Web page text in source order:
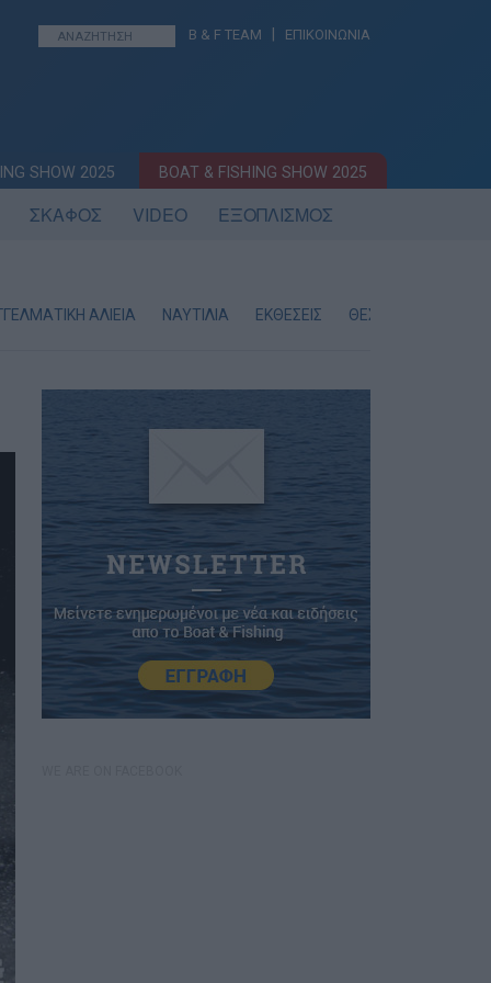
B & F TEAM ΕΠΙΚΟΙΝΩΝΙΑ
SHOW 2025 BOAT & FISHING SHOW 2025
ΣΚΑΦΟΣ VIDEO ΕΞΟΠΛΙΣΜΟΣ
ΑΛΙΕΙΑ ΝΑΥΤΙΛΙΑ ΕΚΘΕΣΕΙΣ ΘΕΣΕΙΣ ΕΡΓΑΣΙΑΣ